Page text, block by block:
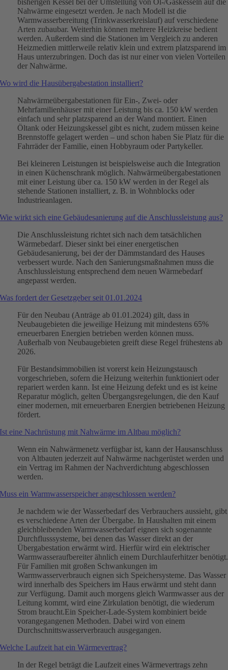
bisherigen Kessel bei der Umstellung von Öl-/Gaskesseln auf die
Nahwärme eingesetzt werden. Je nach Modell ist die
Warmwasserbereitung (Trinkwasserkreislauf) auf verschiedene
Arten zubaubar. Weiterhin können mehrere Heizkreise bedient
werden. Außerdem sind die Stationen im Vergleich zu anderen
Heizmedien mittlerweile relativ klein und extrem platzsparend im
Haus unterzubringen. Doch das ist nur einer von vielen Vorteilen
der Nahwärme.
Wo wird die Hausübergabestation installiert?
Nahwärmeübergabestationen für Ein-, Zwei- oder
Mehrfamilienhäuser mit einer Leistung bis ca. 150 kW werden
einfach und sehr platzsparend an der Wand montiert. Einen
Öltank oder Heizungskessel gibt es nicht, zudem müssen keine
Brennstoffe gelagert werden – und schon haben Sie Platz für die
Fahrräder der Familie, einen Hobbyraum oder Partykeller.
Bei kleineren Leistungen ist beispielsweise auch die Integration
in einen Küchenschrank möglich. Nahwärmeübergabestationen
mit einer Leistung über ca. 150 kW werden in der Regel als
stehende Stationen installiert, z. B. in Wohnblocks oder
Industrieanlagen.
Wie wirkt sich eine Gebäudesanierung auf die Anschlussleistung aus?
Die Anschlussleistung richtet sich nach dem tatsächlichen
Wärmebedarf. Dieser sinkt bei einer energetischen
Gebäudesanierung, bei der der Dämmstandard des Hauses
verbessert wurde. Nach den Sanierungsmaßnahmen muss die
Anschlussleistung entsprechend dem neuen Wärmebedarf
angepasst werden.
Was fordert der Gesetzgeber seit 01.01.2024
Für den Neubau (Anträge ab 01.01.2024) gilt, dass in
Neubaugebieten die jeweilige Heizung mit mindestens 65%
erneuerbaren Energien betrieben werden können muss.
Außerhalb von Neubaugebieten greift diese Regel frühestens ab
2026.
Für Bestandsimmobilien ist vorerst kein Heizungstausch
vorgeschrieben, sofern die Heizung weiterhin funktioniert oder
repariert werden kann. Ist eine Heizung defekt und es ist keine
Reparatur möglich, gelten Übergangsregelungen, die den Kauf
einer modernen, mit erneuerbaren Energien betriebenen Heizung
fördert.
Ist eine Nachrüstung mit Nahwärme im Altbau möglich?
Wenn ein Nahwärmenetz verfügbar ist, kann der Hausanschluss
von Altbauten jederzeit auf Nahwärme nachgerüstet werden und
ein Vertrag im Rahmen der Nachverdichtung abgeschlossen
werden.
Muss ein Warmwasserspeicher angeschlossen werden?
Je nachdem wie der Wasserbedarf des Verbrauchers aussieht, gibt
es verschiedene Arten der Übergabe. In Haushalten mit einem
gleichbleibenden Warmwasserbedarf eignen sich sogenannte
Durchflusssysteme, bei denen das Wasser direkt an der
Übergabestation erwärmt wird. Hierfür wird ein elektrischer
Warmwasseraufbereiter ähnlich einem Durchlauferhitzer benötigt.
Für Familien mit großen Schwankungen im
Warmwasserverbrauch eignen sich Speichersysteme. Das Wasser
wird innerhalb des Speichers im Haus erwärmt und steht dann
zur Verfügung. Damit auch morgens gleich Warmwasser aus der
Leitung kommt, wird eine Zirkulation benötigt, die wiederum
Strom braucht.Ein Speicher-Lade-System kombiniert beide
vorangegangenen Methoden. Dabei wird von einem
Durchschnittswasserverbrauch ausgegangen.
Welche Laufzeit hat ein Wärmevertrag?
In der Regel beträgt die Laufzeit eines Wärmevertrags zehn